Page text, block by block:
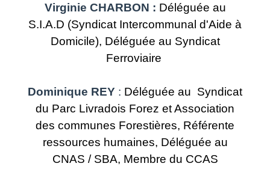
Virginie CHARBON : Déléguée au
S.I.A.D (Syndicat Intercommunal d'Aide à
Domicile), Déléguée au Syndicat
Ferroviaire
Dominique REY : Déléguée au Syndicat
du Parc Livradois Forez et Association
des communes Forestières, Référente
ressources humaines, Déléguée au
CNAS / SBA, Membre du CCAS